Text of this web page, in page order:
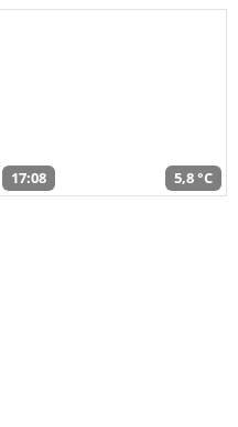
17:08 5,8 °C